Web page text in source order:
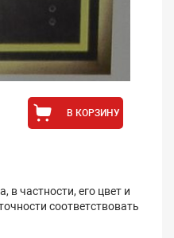
В КОРЗИНУ
в частности, его цвет и
соответствовать